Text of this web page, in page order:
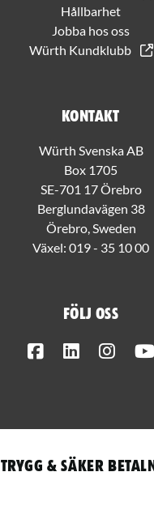
Hållbarhet
Jobba hos oss
Würth Kundklubb
Kontakt
Würth Svenska AB
Box 1705
SE-701 17 Örebro
Berglundavägen 38
Örebro, Sweden
Växel: 019 - 35 10 00
Följ oss
FacebookLinkedIn
Trygg & säker